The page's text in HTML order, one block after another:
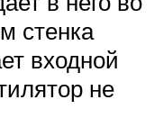
стенка
входной
не